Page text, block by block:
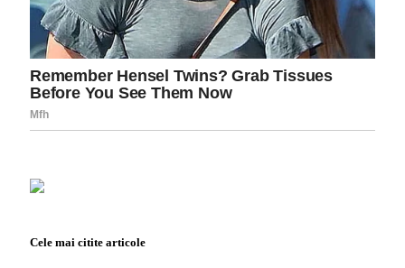
Cele mai citite articole